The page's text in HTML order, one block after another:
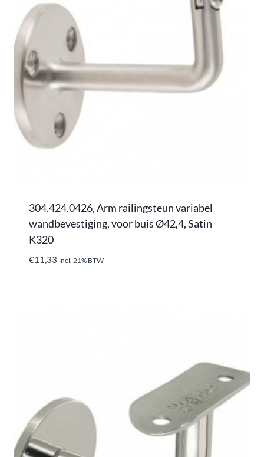
304.424.0426, Arm railingsteun variabel
wandbevestiging, voor buis Ø42,4, Satin
K320
€11,33 incl. 21% BTW